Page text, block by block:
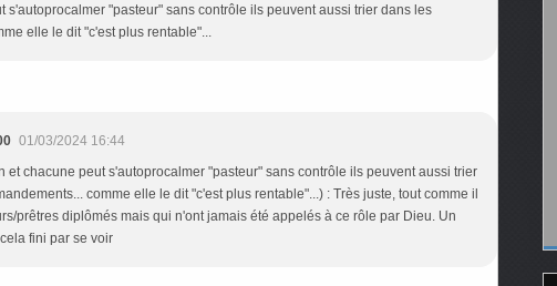
s'autoprocalmer "pasteur" sans contrôle ils peuvent aussi trier dans les
elle le dit "c'est plus rentable"...
01/03/2024 16:44
et chacune peut s'autoprocalmer "pasteur" sans contrôle ils peuvent aussi trier
comme elle le dit "c'est plus rentable"...) : Très juste, tout comme il
prêtres diplômés mais qui n'ont jamais été appelés à ce rôle par Dieu. Un
fini par se voir